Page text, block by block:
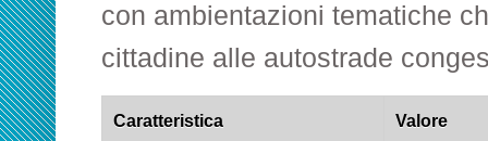
con ambientazioni tematiche
cittadine alle autostrade
Caratteristica Valore